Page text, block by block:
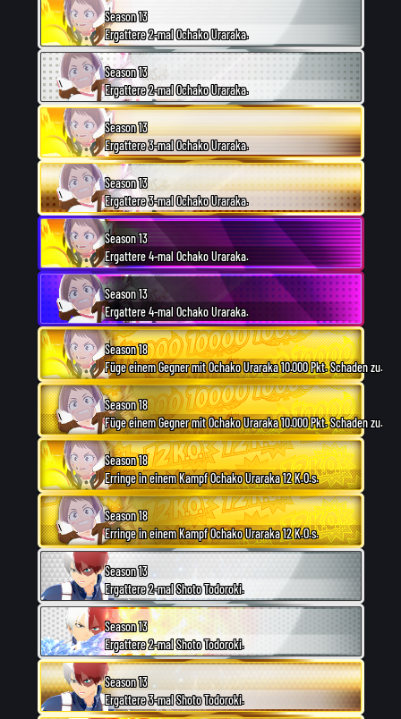
Season 13
Ergattere 2-mal Ochako Uraraka.
Season 13
Ergattere 2-mal Ochako Uraraka.
Season 13
Ergattere 3-mal Ochako Uraraka.
Season 13
Ergattere 3-mal Ochako Uraraka.
Season 13
Ergattere 4-mal Ochako Uraraka.
Season 13
Ergattere 4-mal Ochako Uraraka.
Season 18
Füge einem Gegner mit Ochako Uraraka 10.000 Pkt. Schaden zu.
Season 18
Füge einem Gegner mit Ochako Uraraka 10.000 Pkt. Schaden zu.
Season 18
Erringe in einem Kampf Ochako Uraraka 12 K.O.s.
Season 18
Erringe in einem Kampf Ochako Uraraka 12 K.O.s.
Season 13
Ergattere 2-mal Shoto Todoroki.
Season 13
Ergattere 2-mal Shoto Todoroki.
Season 13
Ergattere 3-mal Shoto Todoroki.